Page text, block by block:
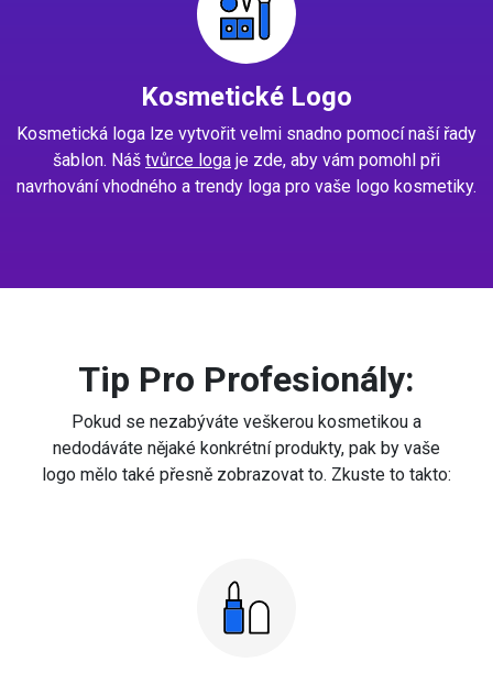
Kosmetické Logo
Kosmetická loga lze vytvořit velmi snadno pomocí naší řady
šablon. Náš tvůrce loga je zde, aby vám pomohl při
navrhování vhodného a trendy loga pro vaše logo kosmetiky.
Tip Pro Profesionály:
Pokud se nezabýváte veškerou kosmetikou a
nedodáváte nějaké konkrétní produkty, pak by vaše
logo mělo také přesně zobrazovat to. Zkuste to takto: